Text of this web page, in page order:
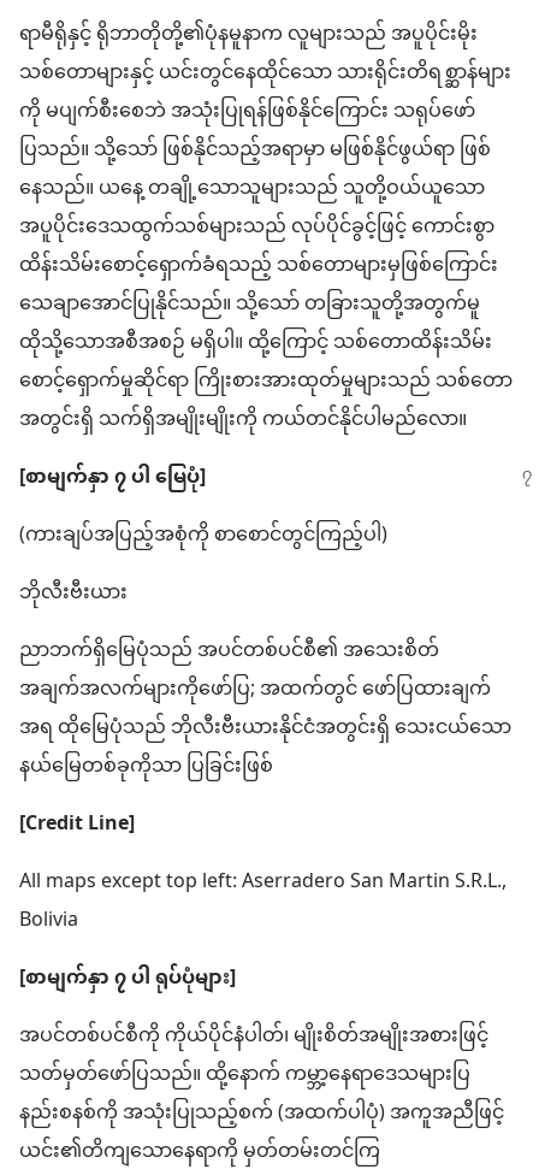
ရာမီရိုနှင့် ရိုဘာတိုတို့၏ပုံနမူနာက လူများသည် အပူပိုင်းမိုး
သစ်တောများနှင့် ယင်းတွင်နေထိုင်သော သားရိုင်းတိရစ္ဆာန်များ
ကို မပျက်စီးစေဘဲ အသုံးပြုရန်ဖြစ်နိုင်ကြောင်း သရုပ်ဖော်
ပြသည်။ သို့သော် ဖြစ်နိုင်သည့်အရာမှာ မဖြစ်နိုင်ဖွယ်ရာ ဖြစ်
နေသည်။ ယနေ့ တချို့သောသူများသည် သူတို့ဝယ်ယူသော
အပူပိုင်းဒေသထွက်သစ်များသည် လုပ်ပိုင်ခွင့်ဖြင့် ကောင်းစွာ
ထိန်းသိမ်းစောင့်ရှောက်ခံရသည့် သစ်တောများမှဖြစ်ကြောင်း
သေချာအောင်ပြုနိုင်သည်။ သို့သော် တခြားသူတို့အတွက်မူ
ထိုသို့သောအစီအစဉ် မရှိပါ။ ထို့ကြောင့် သစ်တောထိန်းသိမ်း
စောင့်ရှောက်မှုဆိုင်ရာ ကြိုးစားအားထုတ်မှုများသည် သစ်တော
အတွင်းရှိ သက်ရှိအမျိုးမျိုးကို ကယ်တင်နိုင်ပါမည်လော။
[စာမျက်နှာ ၇ ပါ မြေပုံ]
(ကားချပ်အပြည့်အစုံကို စာစောင်တွင်ကြည့်ပါ)
ဘိုလီးဗီးယား
ညာဘက်ရှိမြေပုံသည် အပင်တစ်ပင်စီ၏ အသေးစိတ်
အချက်အလက်များကိုဖော်ပြ; အထက်တွင် ဖော်ပြထားချက်
အရ ထိုမြေပုံသည် ဘိုလီးဗီးယားနိုင်ငံအတွင်းရှိ သေးငယ်သော
နယ်မြေတစ်ခုကိုသာ ပြခြင်းဖြစ်
[Credit Line]
All maps except top left: Aserradero San Martin S.R.L.,
Bolivia
[စာမျက်နှာ ၇ ပါ ရုပ်ပုံများ]
အပင်တစ်ပင်စီကို ကိုယ်ပိုင်နံပါတ်၊ မျိုးစိတ်အမျိုးအစားဖြင့်
သတ်မှတ်ဖော်ပြသည်။ ထို့နောက် ကမ္ဘာ့နေရာဒေသများပြ
နည်းစနစ်ကို အသုံးပြုသည့်စက် (အထက်ပါပုံ) အကူအညီဖြင့်
ယင်း၏တိကျသောနေရာကို မှတ်တမ်းတင်ကြ